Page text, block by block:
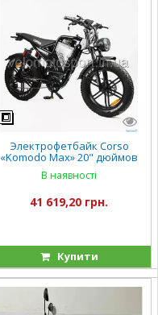
Электрофетбайк Corso
«Komodo Max» 20" дюймов
KM-84309 (1) рама стальная,
двигатель 1200W,
В наявності
41 619,20 грн.
Купити